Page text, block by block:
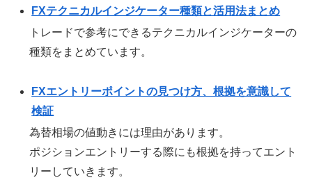
FXテクニカルインジケーター種類と活用法まとめ
トレードで参考にできるテクニカルインジケーターの
種類をまとめています。
FXエントリーポイントの見つけ方、根拠を意識して
検証
為替相場の値動きには理由があります。
ポジションエントリーする際にも根拠を持ってエント
リーしていきます。